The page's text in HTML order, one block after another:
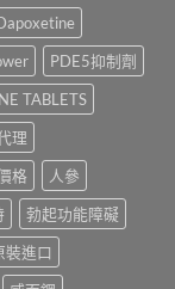
PDE5抑制劑
TABLETS
理
格
人參
勃起功能障礙
裝進口